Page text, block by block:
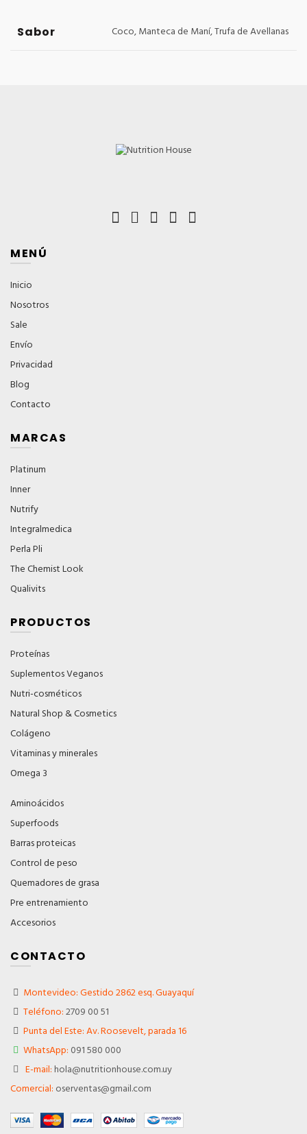
Sabor Coco, Manteca de Maní, Trufa de Avellanas
MENÚ
Inicio
Nosotros
Sale
Envío
Privacidad
Blog
Contacto
MARCAS
Platinum
Inner
Nutrify
Integralmedica
Perla Pli
The Chemist Look
Qualivits
PRODUCTOS
Proteínas
Suplementos Veganos
Nutri-cosméticos
Natural Shop & Cosmetics
Colágeno
Vitaminas y minerales
Omega 3
Aminoácidos
Superfoods
Barras proteicas
Control de peso
Quemadores de grasa
Pre entrenamiento
Accesorios
CONTACTO
Montevideo: Gestido 2862 esq. Guayaquí
Teléfono:2709 00 51
Punta del Este: Av. Roosevelt, parada 16
WhatsApp: 091 580 000
E-mail:hola@nutritionhouse.com.uy
Comercial: oserventas@gmail.com